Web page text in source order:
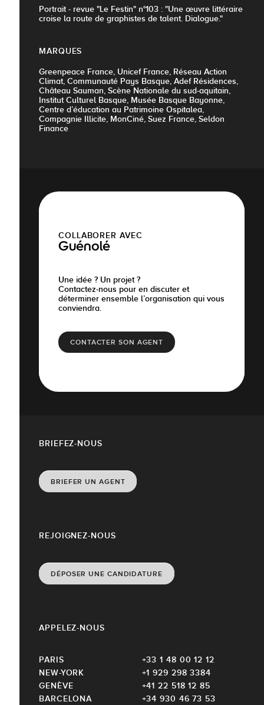
Portrait - revue "Le Festin" n°103 : "Une œuvre littéraire
croise la route de graphistes de talent. Dialogue."
MARQUES
Greenpeace France, Unicef France, Réseau Action
Climat, Communauté Pays Basque, Adef Résidences,
Château Sauman, Scène Nationale du sud-aquitain,
Institut Culturel Basque, Musée Basque Bayonne,
Centre d’éducation au Patrimoine Ospitalea,
Compagnie Illicite, MonCiné, Suez France, Seldon
Finance
COLLABORER AVEC
Guénolé
Une idée ? Un projet ?
Contactez-nous pour en discuter et
déterminer ensemble l’organisation qui vous
conviendra.
CONTACTER SON AGENT
REJOIGNEZ-NOUS
DÉPOSER UNE CANDIDATURE
APPELEZ-NOUS
PARIS
+33 1 48 00 12 12
NEW-YORK
+1 929 298 3384
GENÈVE
+41 22 518 12 85
BARCELONA
+34 930 46 73 53
BRIEFEZ-NOUS
BRIEFER UN AGENT